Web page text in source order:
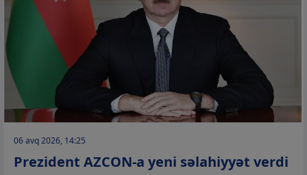
06 avq 2026, 14:25
Prezident AZCON-a yeni səlahiyyət verdi